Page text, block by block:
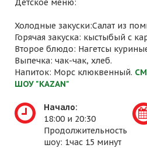
Детское меню:
Холодные закуски:Салат из
Горячая закуска: кыстыбый с
Второе блюдо: Нагетсы
Выпечка: чак-чак, хлеб.
Напиток: Морс клюквенный.
ШОУ "KAZAN"
Начало:
18:00 и 20:30
Продолжительность
шоу: 1час 15 минут